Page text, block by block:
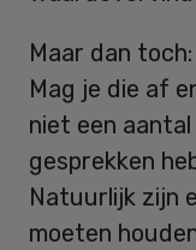
Maar dan
Mag je die af
niet een
gesprekken
Natuurlijk zijn
moeten